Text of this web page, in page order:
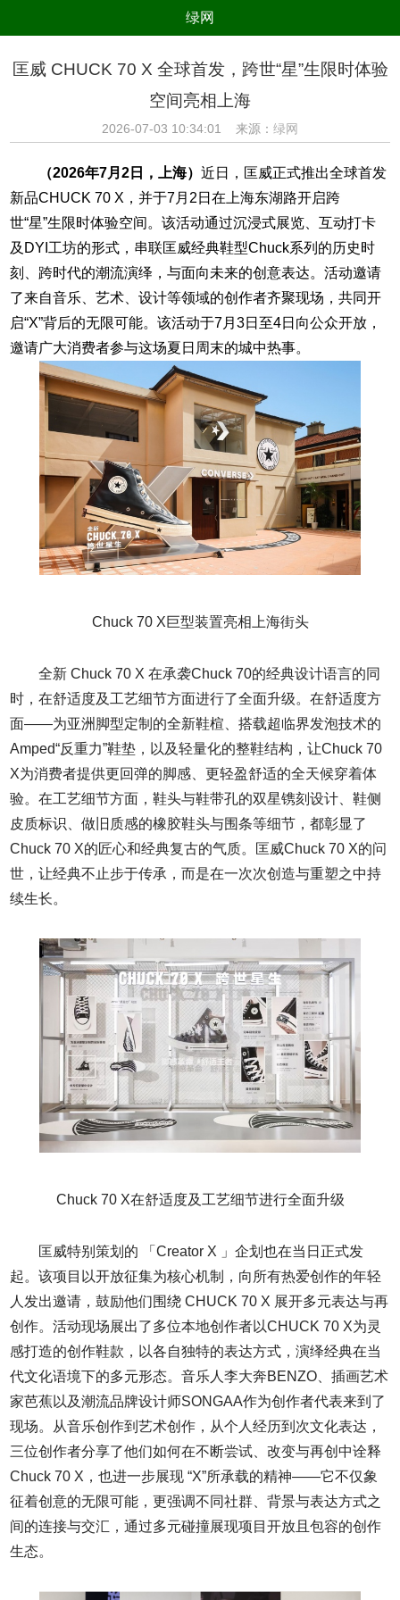
绿网
美食 健康
电器 数码
环境保护 节能减排 绿色产业 污染防治
匡威 CHUCK 70 X 全球首发，跨世“星”生限时体验
空间亮相上海
2026-07-03 10:34:01 来源： 绿网
（2026年7月2日，上海）近日，匡威正式推出全球首发
新品CHUCK 70 X，并于7月2日在上海东湖路开启跨
世“星”生限时体验空间。该活动通过沉浸式展览、互动打卡
及DYI工坊的形式，串联匡威经典鞋型Chuck系列的历史时
刻、跨时代的潮流演绎，与面向未来的创意表达。活动邀请
了来自音乐、艺术、设计等领域的创作者齐聚现场，共同开
启“X”背后的无限可能。该活动于7月3日至4日向公众开放，
邀请广大消费者参与这场夏日周末的城中热事。
Chuck 70 X巨型装置亮相上海街头
全新 Chuck 70 X 在承袭Chuck 70的经典设计语言的同
时，在舒适度及工艺细节方面进行了全面升级。在舒适度方
面——为亚洲脚型定制的全新鞋楦、搭载超临界发泡技术的
Amped“反重力”鞋垫，以及轻量化的整鞋结构，让Chuck 70
X为消费者提供更回弹的脚感、更轻盈舒适的全天候穿着体
验。在工艺细节方面，鞋头与鞋带孔的双星镌刻设计、鞋侧
皮质标识、做旧质感的橡胶鞋头与围条等细节，都彰显了
Chuck 70 X的匠心和经典复古的气质。匡威Chuck 70 X的问
世，让经典不止步于传承，而是在一次次创造与重塑之中持
续生长。
Chuck 70 X在舒适度及工艺细节进行全面升级
匡威特别策划的 「Creator X 」企划也在当日正式发
起。该项目以开放征集为核心机制，向所有热爱创作的年轻
人发出邀请，鼓励他们围绕 CHUCK 70 X 展开多元表达与再
创作。活动现场展出了多位本地创作者以CHUCK 70 X为灵
感打造的创作鞋款，以各自独特的表达方式，演绎经典在当
代文化语境下的多元形态。音乐人李大奔BENZO、插画艺术
家芭蕉以及潮流品牌设计师SONGAA作为创作者代表来到了
现场。从音乐创作到艺术创作，从个人经历到次文化表达，
三位创作者分享了他们如何在不断尝试、改变与再创中诠释
Chuck 70 X，也进一步展现 “X”所承载的精神——它不仅象
征着创意的无限可能，更强调不同社群、背景与表达方式之
间的连接与交汇，通过多元碰撞展现项目开放且包容的创作
生态。